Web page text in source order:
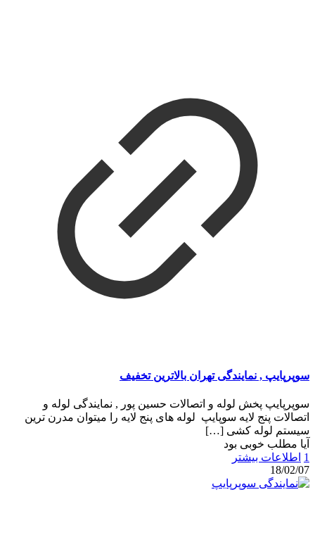
سوپرپایپ , نمایندگی تهران بالاترین تخفیف
سوپرپایپ پخش لوله و اتصالات حسین پور , نمایندگی لوله و
اتصالات پنج لایه سوپایپ لوله های پنج لایه را میتوان مدرن ترین
سیستم لوله کشی […]
آیا مطلب خوبی بود
1 اطلاعات بیشتر
18/02/07